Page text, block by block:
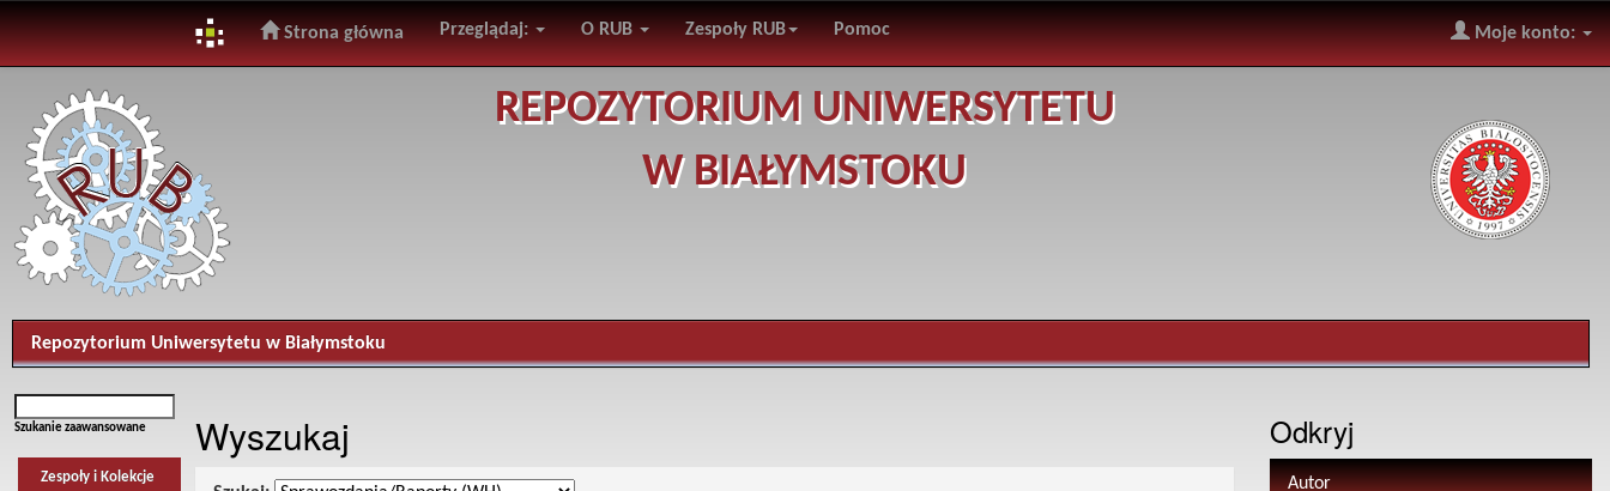
navigation
Strona główna Przeglądaj: O RUB Zespoły RUB Pomoc Moje konto:
REPOZYTORIUM UNIWERSYTETU
W BIAŁYMSTOKU
Repozytorium Uniwersytetu w Białymstoku
Szukanie zaawansowane
Zespoły i Kolekcje
Wyszukaj Odkryj
Autor